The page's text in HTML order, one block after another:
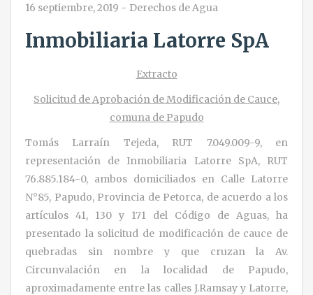
16 septiembre, 2019 - Derechos de Agua
Inmobiliaria Latorre SpA
Extracto
Solicitud de Aprobación de Modificación de Cauce,
comuna de Papudo
Tomás Larraín Tejeda, RUT 7.049.009-9, en
representación de Inmobiliaria Latorre SpA, RUT
76.885.184-0, ambos domiciliados en Calle Latorre
N°85, Papudo, Provincia de Petorca, de acuerdo a los
artículos 41, 130 y 171 del Código de Aguas, ha
presentado la solicitud de modificación de cauce de
quebradas sin nombre y que cruzan la Av.
Circunvalación en la localidad de Papudo,
aproximadamente entre las calles J.Ramsay y Latorre,